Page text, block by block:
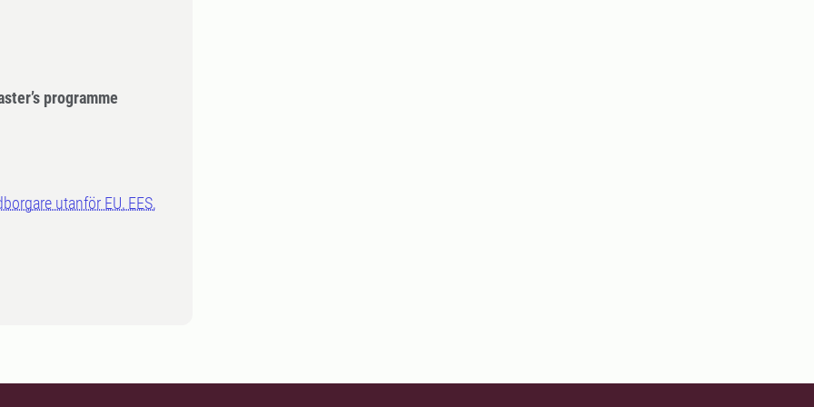
programme
utanför EU, EES,